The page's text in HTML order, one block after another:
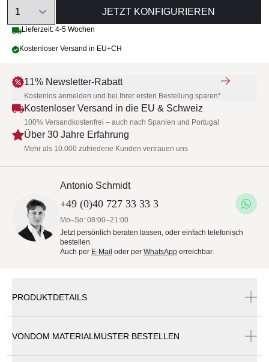
Quantity
JETZT KONFIGURIEREN
Lieferzeit: 4-5 Wochen
Kostenloser Versand in EU+CH
11% Newsletter-Rabatt
Kostenlos anmelden und bei Ihrer ersten Bestellung sparen*
Kostenloser Versand in die EU & Schweiz
100% Versandkostenfrei – auch nach Spanien und Portugal
Über 30 Jahre Erfahrung
Mehr als 10.000 zufriedene Kunden vertrauen uns
Antonio Schmidt
+49 (0)40 727 33 33 3
Mo–So: 08:00–21:00
Jetzt persönlich beraten lassen, oder einfach telefonisch
bestellen.
Auch per E-Mail oder per WhatsApp erreichbar.
PRODUKTDETAILS
VONDOM MATERIALMUSTER BESTELLEN